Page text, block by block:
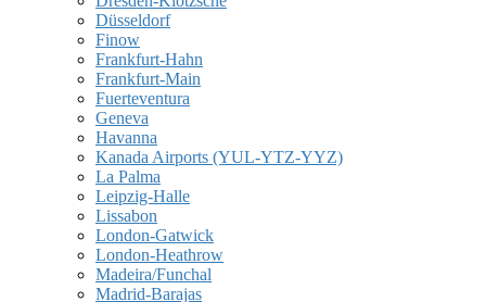
Düsseldorf
Finow
Frankfurt-Hahn
Frankfurt-Main
Fuerteventura
Geneva
Havanna
Kanada Airports (YUL-YTZ-YYZ)
La Palma
Leipzig-Halle
Lissabon
London-Gatwick
London-Heathrow
Madeira/Funchal
Madrid-Barajas